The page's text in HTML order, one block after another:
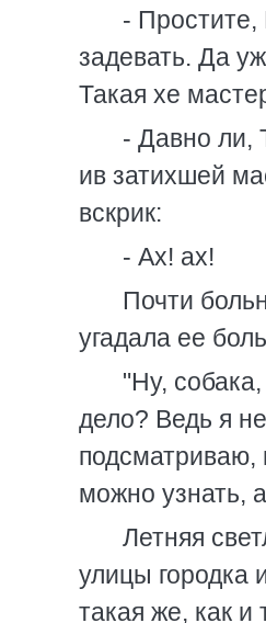
- Простите,
задевать. Да
Такая хе
- Давно ли,
ив затихшей
вскрик:
- Ах! ах!
Почти
угадала ее
"Ну,
дело? Ведь я
подсматриваю,
можно узнать,
Летняя
улицы городка
такая же, как